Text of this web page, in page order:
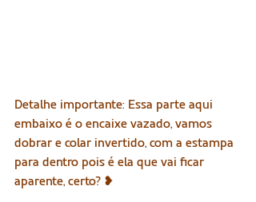
Detalhe importante: Essa parte aqui
embaixo é o encaixe vazado, vamos
dobrar e colar invertido, com a estampa
para dentro pois é ela que vai ficar
aparente, certo? ❥